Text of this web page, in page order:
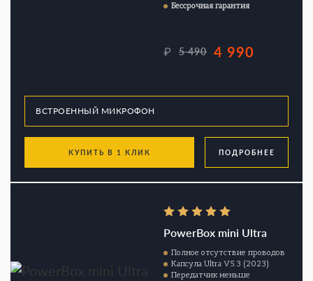
Бессрочная гарантия
₽ 5 490 4 990
КУПИТЬ В 1 КЛИК ПОДРОБНЕЕ
PowerBox mini Ultra
Полное отсутствие проводов
Капсула Ultra V5.3 (2023)
Передатчик меньше